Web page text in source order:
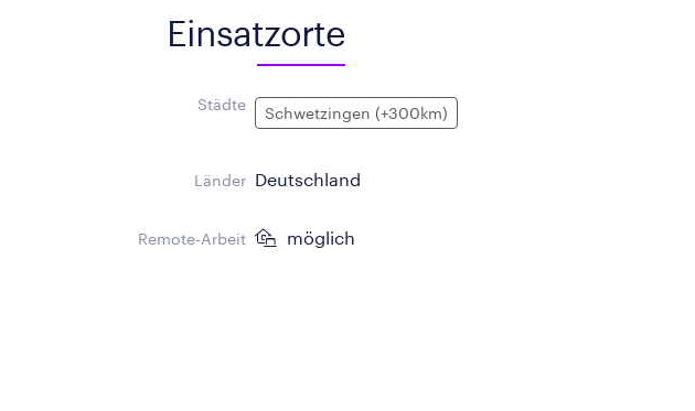
Einsatzorte
Städte Schwetzingen (+300km)
Länder Deutschland
Remote-Arbeit möglich